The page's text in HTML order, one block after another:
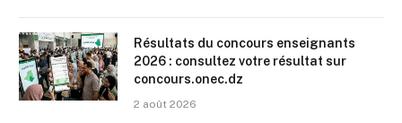
Résultats du concours enseignants
2026 : consultez votre résultat sur
concours.onec.dz
2 août 2026